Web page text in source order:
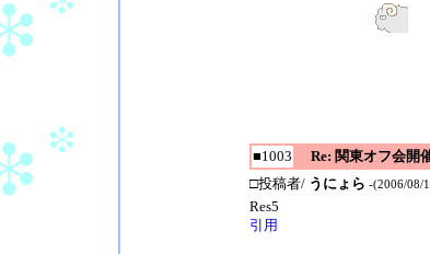
■1003
Re: 関東オフ会開
□投稿者/ うにょら -(2006/08/
Res5
引用